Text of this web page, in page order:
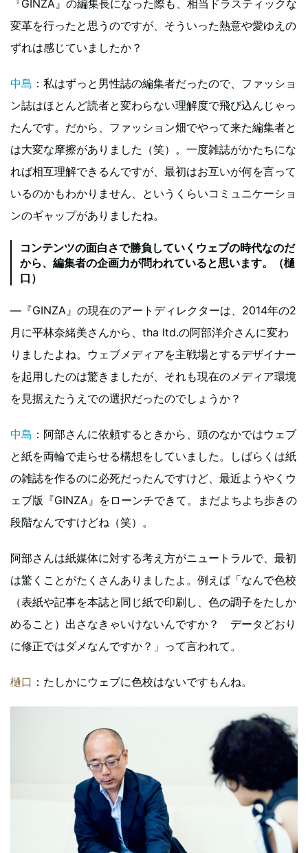
『GINZA』の編集長になった際も、相当ドラスティックな
変革を行ったと思うのですが、そういった熱意や愛ゆえの
ずれは感じていましたか？
中島 ：私はずっと男性誌の編集者だったので、ファッショ
ン誌はほとんど読者と変わらない理解度で飛び込んじゃっ
たんです。だから、ファッション畑でやって来た編集者と
は大変な摩擦がありました（笑）。一度雑誌がかたちにな
れば相互理解できるんですが、最初はお互いが何を言って
いるのかもわかりません、というくらいコミュニケーショ
ンのギャップがありましたね。
コンテンツの面白さで勝負していくウェブの時代なのだ
から、編集者の企画力が問われていると思います。（樋
口）
―『GINZA』の現在のアートディレクターは、2014年の2
月に平林奈緒美さんから、tha ltd.の阿部洋介さんに変わ
りましたよね。ウェブメディアを主戦場とするデザイナー
を起用したのは驚きましたが、それも現在のメディア環境
を見据えたうえでの選択だったのでしょうか？
中島 ：阿部さんに依頼するときから、頭のなかではウェブ
と紙を両輪で走らせる構想をしていました。しばらくは紙
の雑誌を作るのに必死だったんですけど、最近ようやくウ
ェブ版『GINZA』をローンチできて。まだよちよち歩きの
段階なんですけどね（笑）。
阿部さんは紙媒体に対する考え方がニュートラルで、最初
は驚くことがたくさんありましたよ。例えば「なんで色校
（表紙や記事を本誌と同じ紙で印刷し、色の調子をたしか
めること）出さなきゃいけないんですか？ データどおり
に修正ではダメなんですか？」って言われて。
樋口 ：たしかにウェブに色校はないですもんね。